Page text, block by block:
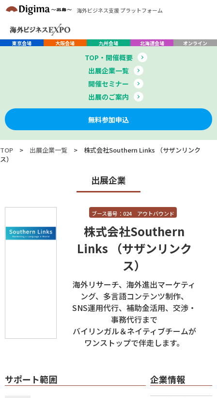
海外ビジネス支援 プラットフォーム
東京会場 大阪会場 九州会場 北海道会場 オンライン
TOP・開催概要
出展企業一覧
開催セミナー
出展のご案内
無料参加申込
TOP > 出展企業一覧 >
株式会社Southern Links （サザンリンク
ス）
出展企業
ブース番号：024 アウトバウンド
株式会社Southern
Links （サザンリンク
ス）
海外リサーチ、海外進出マーケティ
ング、多言語コンテンツ制作、
SNS運用代行、補助金活用、交渉・
事務代行まで
バイリンガル＆ネイティブチームが
ワンストップで伴走します。
サポート範囲 企業情報